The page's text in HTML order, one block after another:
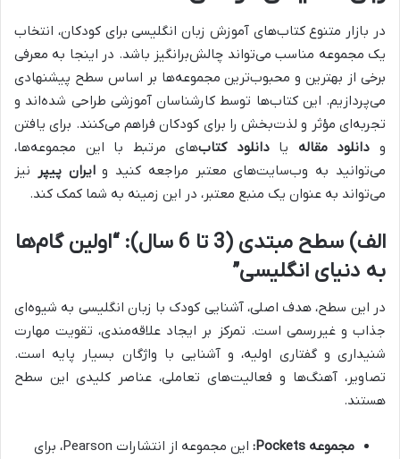
در بازار متنوع کتاب‌های آموزش زبان انگلیسی برای کودکان، انتخاب
یک مجموعه مناسب می‌تواند چالش‌برانگیز باشد. در اینجا به معرفی
برخی از بهترین و محبوب‌ترین مجموعه‌ها بر اساس سطح پیشنهادی
می‌پردازیم. این کتاب‌ها توسط کارشناسان آموزشی طراحی شده‌اند و
تجربه‌ای مؤثر و لذت‌بخش را برای کودکان فراهم می‌کنند. برای یافتن
و دانلود مقاله یادانلود کتاب‌های مرتبط با این مجموعه‌ها،
می‌توانید به وب‌سایت‌های معتبر مراجعه کنید وایران پیپر نیز
می‌تواند به عنوان یک منبع معتبر، در این زمینه به شما کمک کند.
الف) سطح مبتدی (3 تا 6 سال): “اولین گام‌ها
به دنیای انگلیسی”
در این سطح، هدف اصلی، آشنایی کودک با زبان انگلیسی به شیوه‌ای
جذاب و غیررسمی است. تمرکز بر ایجاد علاقه‌مندی، تقویت مهارت
شنیداری و گفتاری اولیه، و آشنایی با واژگان بسیار پایه است.
تصاویر، آهنگ‌ها و فعالیت‌های تعاملی، عناصر کلیدی این سطح
هستند.
مجموعه Pockets:
این مجموعه از انتشارات Pearson، برای